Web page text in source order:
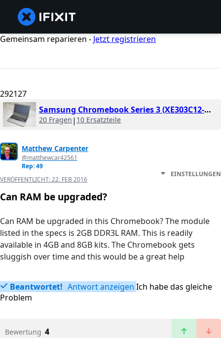
Gemeinsam reparieren - Jetzt registrieren
292127
Samsung Chromebook Series 3 (XE303C12-A01US)
20 Fragen | 10 Ersatzteile
Matthew Carpenter
@matthewcar42561
Rep: 49
VERÖFFENTLICHT:22. FEB 2016
EINSTELLUNGEN
Can RAM be upgraded?
Can RAM be upgraded in this Chromebook? The module
listed in the specs is 2GB DDR3L RAM. This is readily
available in 4GB and 8GB kits. The Chromebook gets
sluggish over time and this would be a great help
Beantwortet! Antwort anzeigen Ich habe das gleiche
Problem
Bewertung 4